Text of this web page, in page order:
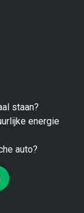
staan?
energie
auto?